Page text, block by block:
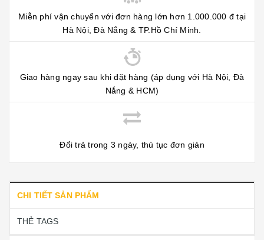
Miễn phí vận chuyển với đơn hàng lớn hơn 1.000.000 đ tại
Hà Nội, Đà Nắng & TP.Hồ Chí Minh.
Giao hàng ngay sau khi đặt hàng (áp dụng với Hà Nội, Đà
Nắng & HCM)
Đổi trả trong 3 ngày, thủ tục đơn giản
CHI TIẾT SẢN PHẨM
THẺ TAGS